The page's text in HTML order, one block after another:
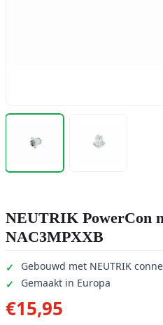
NEUTRIK PowerCon
NAC3MPXXB
Gebouwd met NEUTRIK
Gemaakt in Europa
€15,95